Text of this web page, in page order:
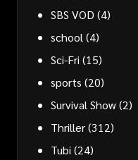
SBS VOD (4)
school (4)
Sci-Fri (15)
sports (20)
Survival Show(2)
Thriller(312)
Tubi (24)